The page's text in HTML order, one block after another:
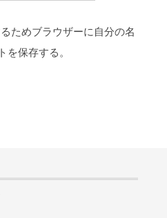
ためブラウザーに自分の名
を保存する。